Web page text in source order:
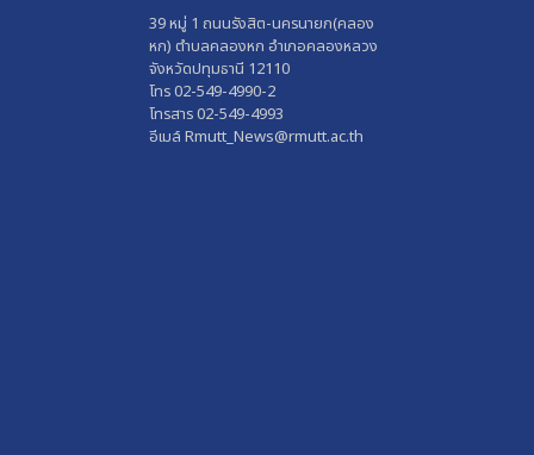
39 หมู่ 1 ถนนรังสิต-นครนายก(คลอง
หก) ตำบลคลองหก อำเภอคลองหลวง
จังหวัดปทุมธานี 12110
โทร 02-549-4990-2
โทรสาร 02-549-4993
อีเมล์ Rmutt_News@rmutt.ac.th